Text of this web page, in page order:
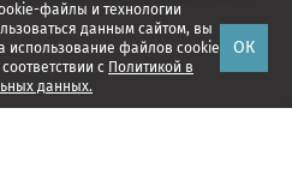
файлы и технологии
данным сайтом, вы
использование файлов cookie
с Политикой в
данных.
ОК